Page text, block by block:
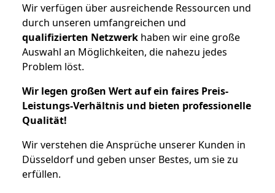
Wir verfügen über ausreichende Ressourcen und
durch unseren umfangreichen und
qualifizierten Netzwerk haben wir eine große
Auswahl an Möglichkeiten, die nahezu jedes
Problem löst.
Wir legen großen Wert auf ein faires Preis-
Leistungs-Verhältnis und bieten professionelle
Qualität!
Wir verstehen die Ansprüche unserer Kunden in
Düsseldorf und geben unser Bestes, um sie zu
erfüllen.